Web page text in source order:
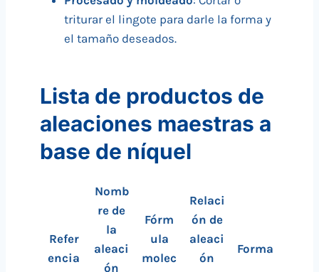
triturar el lingote para darle la forma y
el tamaño deseados.
Lista de productos de
aleaciones maestras a
base de níquel
Refer
encia
Nomb
re de
la
aleaci
ón
Fórm
ula
molec
Relaci
ón de
aleaci
ón
Forma